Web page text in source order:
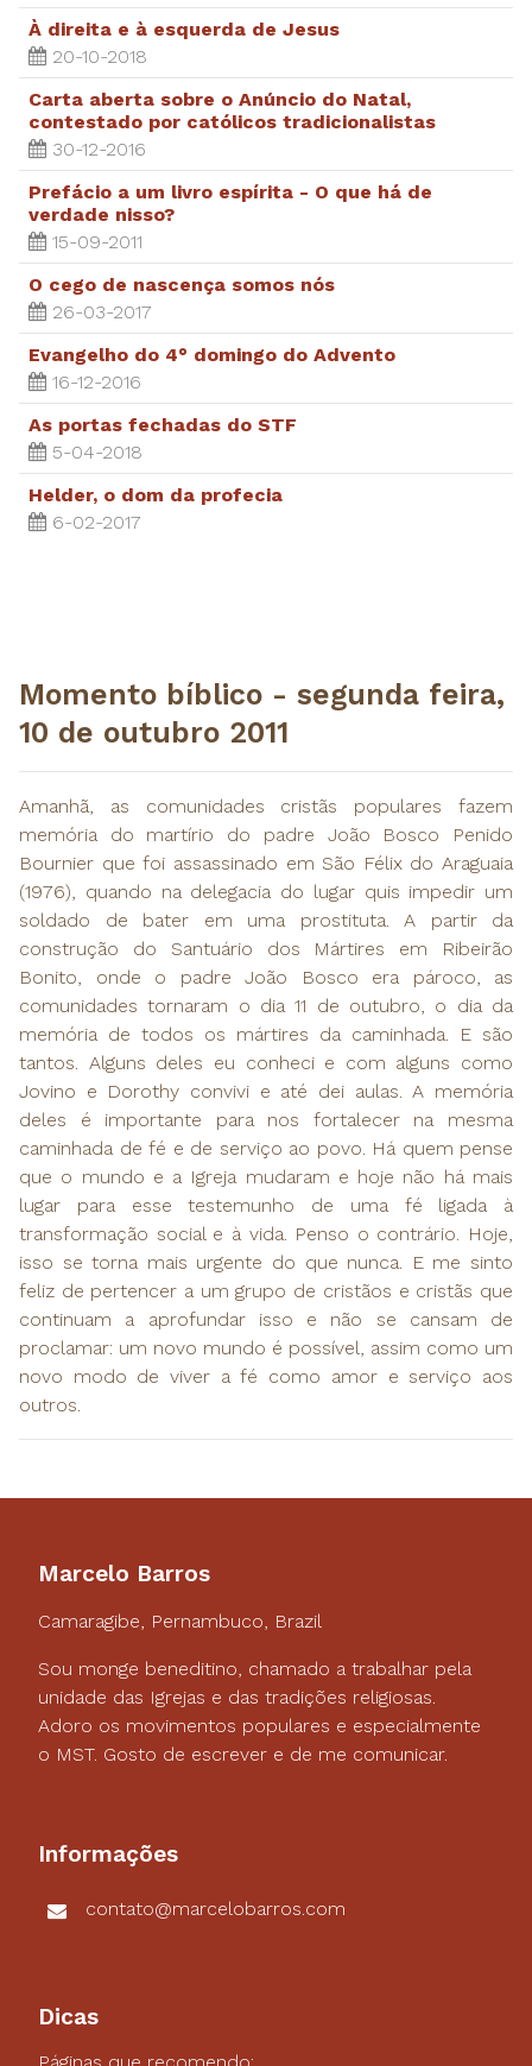
À direita e à esquerda de Jesus
20-10-2018
Carta aberta sobre o Anúncio do Natal,
contestado por católicos tradicionalistas
30-12-2016
Prefácio a um livro espírita - O que há de
verdade nisso?
15-09-2011
O cego de nascença somos nós
26-03-2017
Evangelho do 4° domingo do Advento
16-12-2016
As portas fechadas do STF
5-04-2018
Helder, o dom da profecia
6-02-2017
​Momento bíblico - segunda feira,
10 de outubro 2011
Amanhã, as comunidades cristãs populares fazem
memória do martírio do padre João Bosco Penido
Bournier que foi assassinado em São Félix do Araguaia
(1976), quando na delegacia do lugar quis impedir um
soldado de bater em uma prostituta. A partir da
construção do Santuário dos Mártires em Ribeirão
Bonito, onde o padre João Bosco era pároco, as
comunidades tornaram o dia 11 de outubro, o dia da
memória de todos os mártires da caminhada. E são
tantos. Alguns deles eu conheci e com alguns como
Jovino e Dorothy convivi e até dei aulas. A memória
deles é importante para nos fortalecer na mesma
caminhada de fé e de serviço ao povo. Há quem pense
que o mundo e a Igreja mudaram e hoje não há mais
lugar para esse testemunho de uma fé ligada à
transformação social e à vida. Penso o contrário. Hoje,
isso se torna mais urgente do que nunca. E me sinto
feliz de pertencer a um grupo de cristãos e cristãs que
continuam a aprofundar isso e não se cansam de
proclamar: um novo mundo é possível, assim como um
novo modo de viver a fé como amor e serviço aos
outros.
Marcelo Barros
Camaragibe, Pernambuco, Brazil
Sou monge beneditino, chamado a trabalhar pela
unidade das Igrejas e das tradições religiosas.
Adoro os movimentos populares e especialmente
o MST. Gosto de escrever e de me comunicar.
Informações
contato@marcelobarros.com
Dicas